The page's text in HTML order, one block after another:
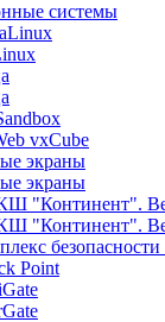
системы
vxCube
экраны
экраны
"Континент".
"Континент".
Point